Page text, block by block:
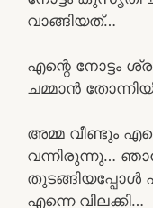
വാങ്ങിയത്…
എന്റെ നോട്ടം
ചമ്മാൻ
അമ്മ വീണ്ടും
വന്നിരുന്നു…
തുടങ്ങിയപ്പോൾ
എന്നെ വിലക്കി…